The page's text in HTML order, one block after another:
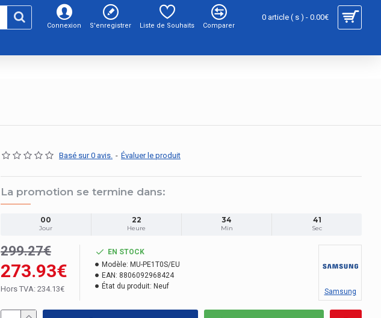
Connexion S'enregistrer Liste de Souhaits Comparer
0 article ( s ) - 0.00€
Basé sur 0 avis. - Évaluer le produit
La promotion se termine dans:
00
Jour
22
Heure
34
Min
40
Sec
273.93€
299.27€
Hors TVA: 234.13€
EN STOCK
Modèle: MU-PE1T0S/EU
EAN: 8806092968424
État du produit: Neuf
Samsung